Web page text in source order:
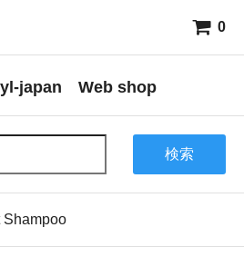
0
japan Web shop
検索
Shampoo